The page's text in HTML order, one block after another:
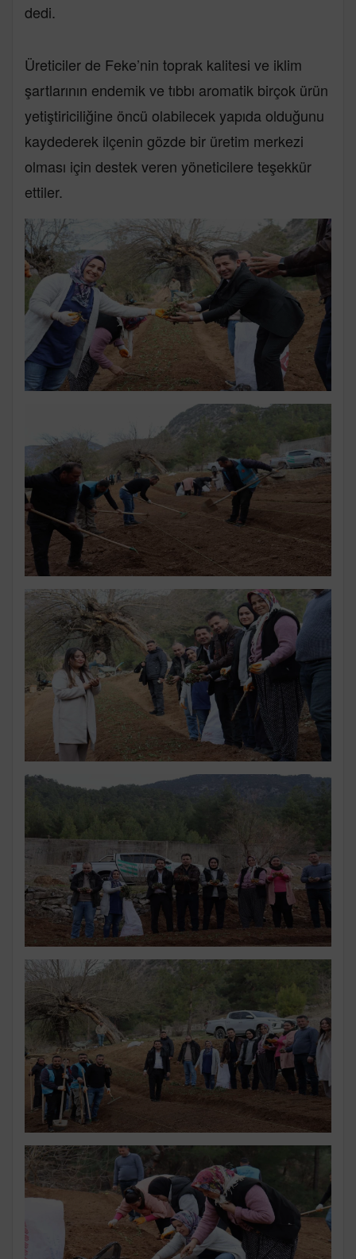
dedi.
Üreticiler de Feke’nin toprak kalitesi ve iklim
şartlarının endemik ve tıbbı aromatik birçok ürün
yetiştiriciliğine öncü olabilecek yapıda olduğunu
kaydederek ilçenin gözde bir üretim merkezi
olması için destek veren yöneticilere teşekkür
ettiler.